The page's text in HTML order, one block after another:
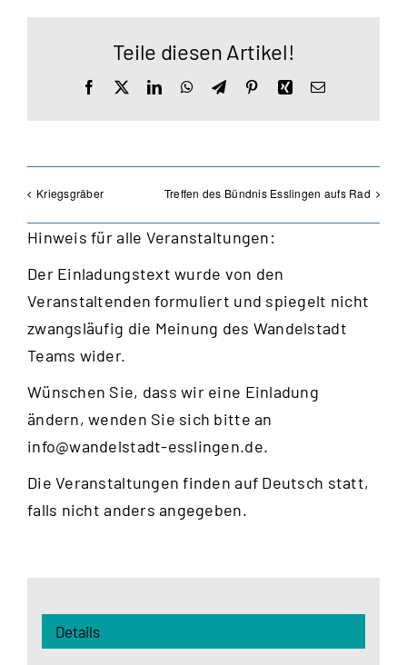
Teile diesen Artikel!
Facebook LinkedInWhatsApp
TelegramPinterestXingE-
Kriegsgräber Treffen des Bündnis Esslingen aufs Rad
Hinweis für alle Veranstaltungen:
Der Einladungstext wurde von den
Veranstaltenden formuliert und spiegelt nicht
zwangsläufig die Meinung des Wandelstadt
Teams wider.
Wünschen Sie, dass wir eine Einladung
ändern, wenden Sie sich bitte an
info@wandelstadt-esslingen.de.
Die Veranstaltungen finden auf Deutsch statt,
falls nicht anders angegeben.
Details